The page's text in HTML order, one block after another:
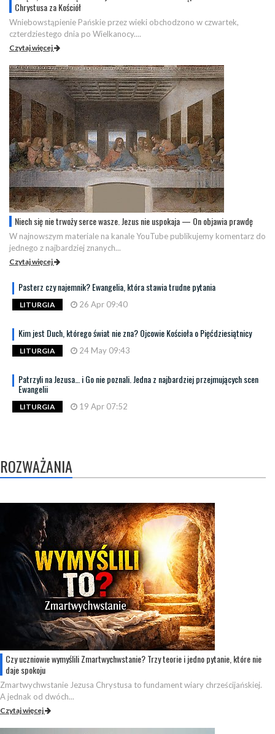
Chrystusa za Kościół
Wniebowstąpienie Pańskie przez wieki obchodzono w czwartek,
czterdziestego dnia po Wielkanocy....
Czytaj więcej
Niech się nie trwoży serce wasze. Jezus nie uspokaja — On objawia prawdę
W najnowszym materiale na kanale YouTube publikujemy komentarz do
jednego z najbardziej znanych...
Czytaj więcej
Pasterz czy najemnik? Ewangelia, która stawia trudne pytania
LITURGIA 26 Apr 09:40
Kim jest Duch, którego świat nie zna? Ojcowie Kościoła o Pięćdziesiątnicy
LITURGIA 24 May 09:43
Patrzyli na Jezusa… i Go nie poznali. Jedna z najbardziej przejmujących scen
Ewangelii
LITURGIA 19 Apr 07:52
ROZWAŻANIA
Czy uczniowie wymyślili Zmartwychwstanie? Trzy teorie i jedno pytanie, które nie
daje spokoju
Zmartwychwstanie Jezusa Chrystusa to fundament wiary chrześcijańskiej.
A jednak od dwóch...
Czytaj więcej